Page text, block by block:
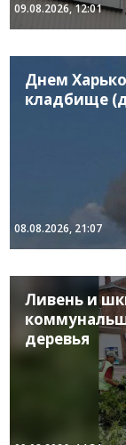
09.08.2026, 12:01
Днем
кладбище
08.08.2026, 21:07
Ливень и
деревья